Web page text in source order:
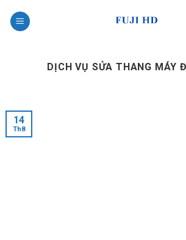
DỊCH VỤ SỬA THANG MÁY
14
Th8